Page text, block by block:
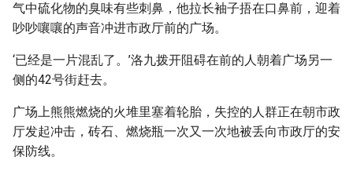
气中硫化物的臭味有些刺鼻，他拉长袖子捂在口鼻前，迎着
吵吵嚷嚷的声音冲进市政厅前的广场。
‘已经是一片混乱了。’洛九拨开阻碍在前的人朝着广场另一
侧的42号街赶去。
广场上熊熊燃烧的火堆里塞着轮胎，失控的人群正在朝市政
厅发起冲击，砖石、燃烧瓶一次又一次地被丢向市政厅的安
保防线。